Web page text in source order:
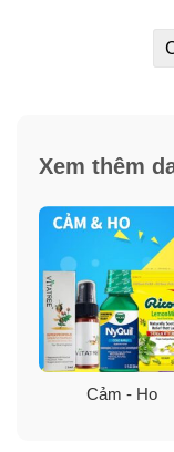
Xem thêm
Cảm - Ho